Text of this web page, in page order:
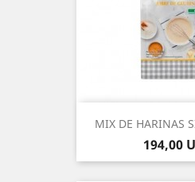
MIX DE HARINAS
Precio
194,00